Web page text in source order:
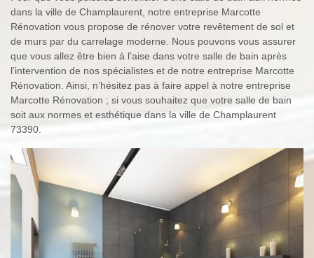
dans la ville de Champlaurent, notre entreprise Marcotte
Rénovation vous propose de rénover votre revêtement de sol et
de murs par du carrelage moderne. Nous pouvons vous assurer
que vous allez être bien à l’aise dans votre salle de bain après
l’intervention de nos spécialistes et de notre entreprise Marcotte
Rénovation. Ainsi, n’hésitez pas à faire appel à notre entreprise
Marcotte Rénovation ; si vous souhaitez que votre salle de bain
soit aux normes et esthétique dans la ville de Champlaurent
73390.